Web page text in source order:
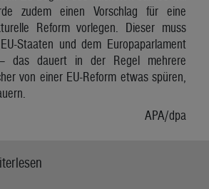
zudem einen Vorschlag für eine
Reform vorlegen. Dieser muss
Staaten und dem Europaparlament
das dauert in der Regel mehrere
von einer EU-Reform etwas spüren,
APA/dpa